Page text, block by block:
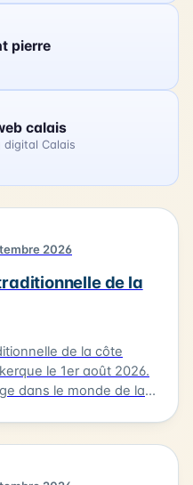
tiendra le
imprégner de
la baie de
pierre
calais
digital Calais
2026
de la
de la côte
le 1er août 2026.
dans le monde de la
étapes de la
la conception à la